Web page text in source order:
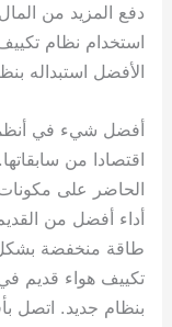
دفع المزيد من
الأفضل استبداله
أفضل شيء في أنظمة
اقتصادا من
الحاضر على
أداء أفضل من
طاقة منخفضة
تكييف هواء قديم
بنظام جديد. اتصل